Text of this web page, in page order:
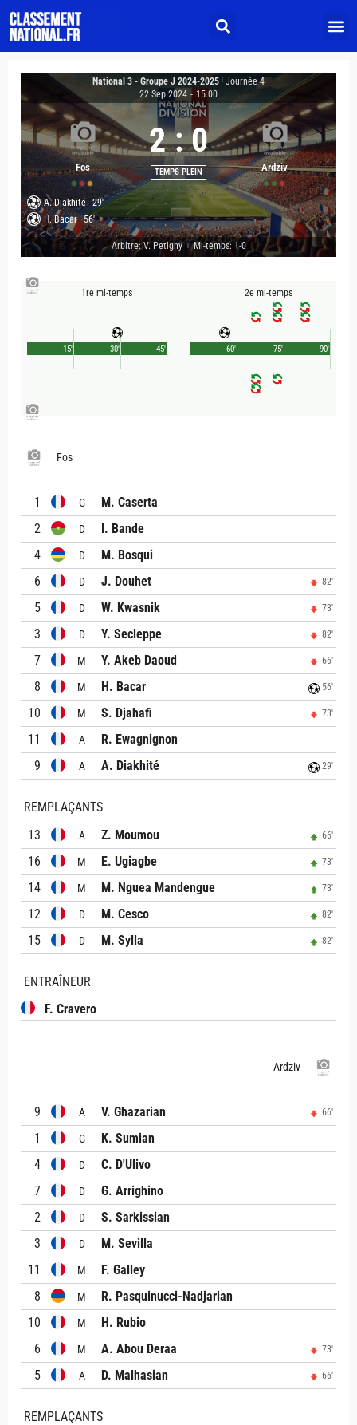
National 3 - Groupe J 2024-2025 Journée 4
22 Sep 2024 - 15:00
Fos
2 : 0
TEMPS PLEIN Ardziv
A. Diakhité 29'
H. Bacar 56'
Arbitre: V. Petigny Mi-temps: 1-0
1re mi-temps
45'
15' 30'
2e mi-temps
90'
60' 75'
Fos
1 G
M. Caserta
2
D
I. Bande
4
D
M. Bosqui
6
D J. Douhet 82'
5 D W. Kwasnik 73'
3 D Y. Secleppe 82'
7 M Y. Akeb Daoud 66'
8 M H. Bacar 56'
10 M S. Djahafi 73'
11 A
R. Ewagnignon
9
A A. Diakhité 29'
REMPLAÇANTS
13
A Z. Moumou 66'
16 M E. Ugiagbe 73'
14 M M. Nguea Mandengue 73'
12 D M. Cesco 82'
15 D M. Sylla 82'
ENTRAÎNEUR
F. Cravero
Ardziv
9 A V. Ghazarian 66'
1 G
K. Sumian
4
D
C. D'Ulivo
7
D
G. Arrighino
2
D
S. Sarkissian
3
D
M. Sevilla
11
M
F. Galley
8
M
R. Pasquinucci-Nadjarian
10
M
H. Rubio
6
M A. Abou Deraa 73'
5 A D. Malhasian 66'
REMPLAÇANTS